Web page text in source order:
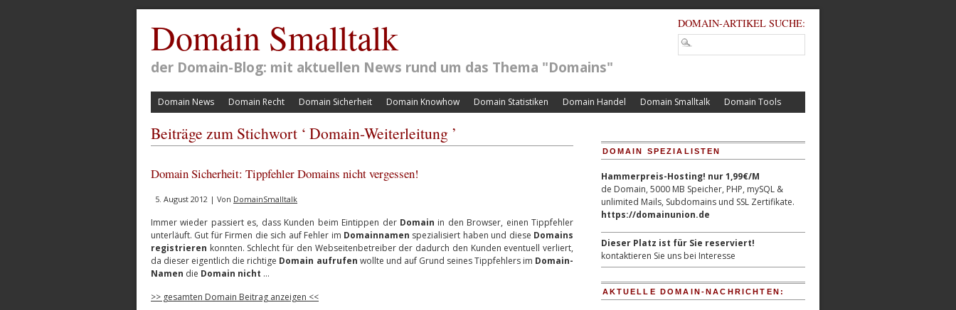
Domain Smalltalk
der Domain-Blog: mit aktuellen News rund um das Thema "Domains"
DOMAIN-ARTIKEL SUCHE:
Domain News Domain Recht Domain Sicherheit Domain Knowhow Domain Statistiken Domain Handel Domain Smalltalk Domain Tools
Beiträge zum Stichwort ‘ Domain-Weiterleitung ’
Domain Sicherheit: Tippfehler Domains nicht vergessen!
5. August 2012 | Von DomainSmalltalk
Immer wieder passiert es, dass Kunden beim Eintippen der Domain in den Browser, einen Tippfehler
unterläuft. Gut für Firmen die sich auf Fehler im Domainnamen spezialisiert haben und diese Domains
registrieren konnten. Schlecht für den Webseitenbetreiber der dadurch den Kunden eventuell verliert,
da dieser eigentlich die richtige Domain aufrufen wollte und auf Grund seines Tippfehlers im Domain-
Namen die Domain nicht …
>> gesamten Domain Beitrag anzeigen <<
DOMAIN SPEZIALISTEN
Hammerpreis-Hosting! nur 1,99€/M
de Domain, 5000 MB Speicher, PHP, mySQL &
unlimited Mails, Subdomains und SSL Zertifikate.
https://domainunion.de
Dieser Platz ist für Sie reserviert!
kontaktieren Sie uns bei Interesse
AKTUELLE DOMAIN-NACHRICHTEN: